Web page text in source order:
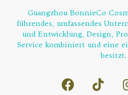
Guangzhou BonnieCo
führendes, umfassendes
und Entwicklung, Design,
Service kombiniert und eine
besitzt.